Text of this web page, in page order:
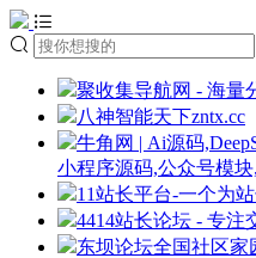
聚收集导航网 - 海量
八神智能天下zntx.cc
牛角网 | Ai源码
小程序源码,公众号模
11站长平台-一个为
4414站长论坛 - 专注
东坝论坛全国社区家